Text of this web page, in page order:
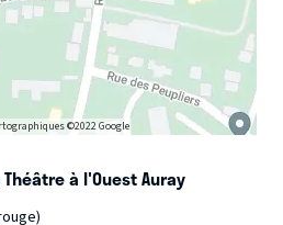
©2022 Google
à l'Ouest Auray